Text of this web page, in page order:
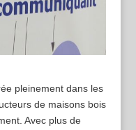
pleinement dans les
de maisons bois
Avec plus de